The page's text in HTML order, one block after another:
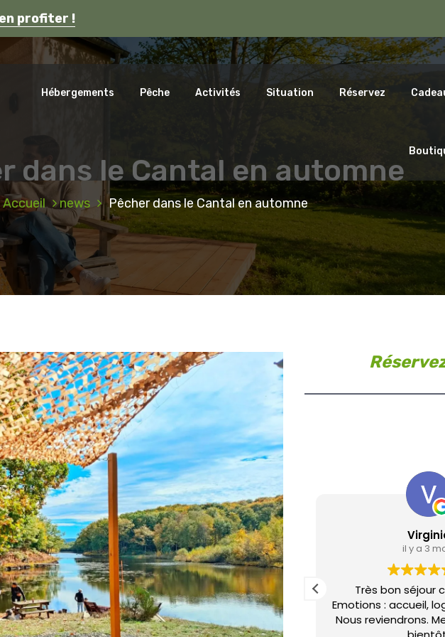
profiter !
Auvergne.
Hébergements Pêche Activités Situation Réservez
dans le Cantal en automne
Accueil news Pêcher dans le Cantal en automne
équipé
des
Louise Lavedrine
il y a 2 mois
Que dire de cet endroit qui est juste
magnifique un havre de PAIX pour se
ressourcer et décompresser en
il y a 3
Très bon séjour
Emotions : accueil,
Nous reviendrons.